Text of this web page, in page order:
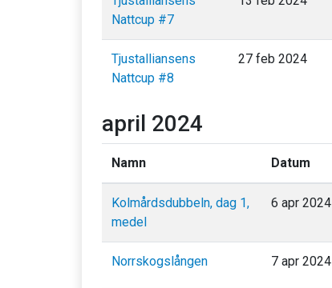
Nattcup #7
Tjustalliansens
Nattcup #8
27 feb 2024
april 2024
Namn Datum
Kolmårdsdubbeln, dag 1,
medel
6 apr 2024
Norrskogslången 7 apr 2024